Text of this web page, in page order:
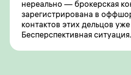
нереально — брокерская
зарегистрирована в
контактов этих дельцов
Бесперспективная ситуация.